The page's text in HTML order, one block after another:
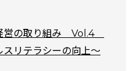
営の取り組み Vol.4
リテラシーの向上～